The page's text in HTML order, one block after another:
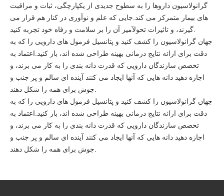
گرانولاسیون داروها را به سطوح جدیدی از یکپارچگی، ثبات و مراقبت
های بیمار متمرکز می کند.جایی که علم و نوآوری در کنار هم قرار می
جهان گرانولاسیون را کشف کنید و پتانسیل فرمول های دارویی را که به
دقت برای ارائه نتایج درمانی بهینه طراحی شده اند، باز کنید.اعتماد به
تخصص سازندگان دارویی که قدرت دانه بندی را به کار می برند، و
اجازه دهید دانه هایی که آنها ایجاد می کنند آینده ای سالم و پر جنب و
جهان گرانولاسیون را کشف کنید و پتانسیل فرمول های دارویی را که به
دقت برای ارائه نتایج درمانی بهینه طراحی شده اند، باز کنید.اعتماد به
تخصص سازندگان دارویی که قدرت دانه بندی را به کار می برند، و
اجازه دهید دانه هایی که آنها ایجاد می کنند آینده ای سالم و پر جنب و